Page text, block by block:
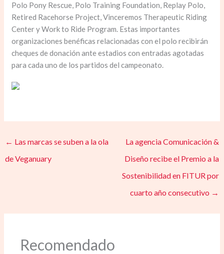
Polo Pony Rescue, Polo Training Foundation, Replay Polo,
Retired Racehorse Project, Vinceremos Therapeutic Riding
Center y Work to Ride Program. Estas importantes
organizaciones benéficas relacionadas con el polo recibirán
cheques de donación ante estadios con entradas agotadas
para cada uno de los partidos del campeonato.
← Las marcas se suben a la ola
de Veganuary
La agencia Comunicación &
Diseño recibe el Premio a la
Sostenibilidad en FITUR por
cuarto año consecutivo →
Recomendado